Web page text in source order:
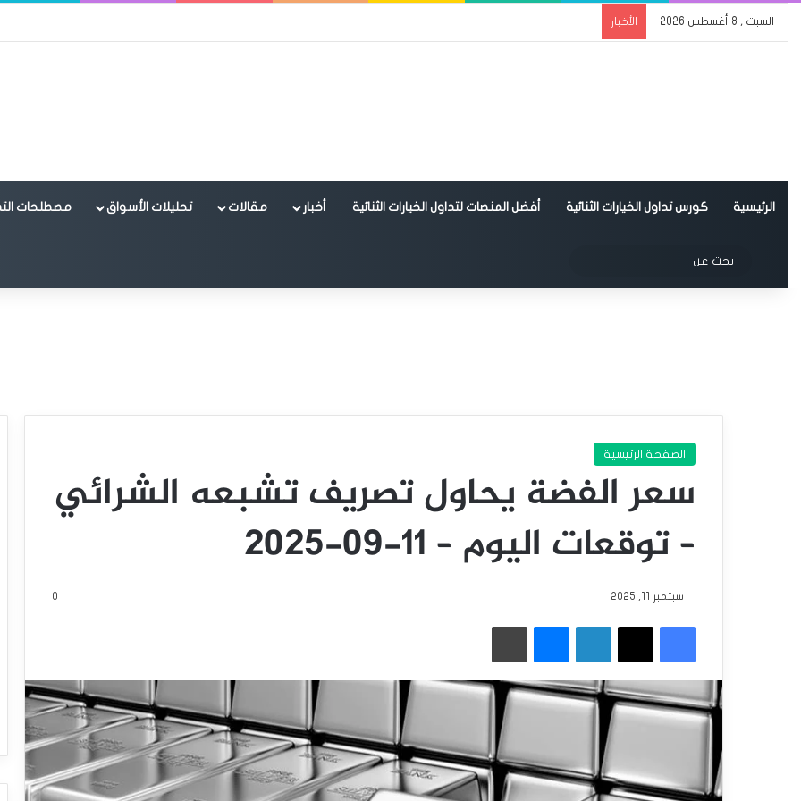
السبت , 8 أغسطس 2026 الأخبار
الرئيسية كورس تداول الخيارات الثنائية أفضل المنصات لتداول الخيارات الثنائية أخبار مقالات تحليلات الأسواق مصطلحات
الوضع المظلم
عن
الصفحة الرئيسية
سعر الفضة يحاول تصريف تشبعه الشرائي
– توقعات اليوم – 11-09-2025
سبتمبر 11, 2025 0
فيسبوك
‫X لينكدإن ماسنجر طباعة